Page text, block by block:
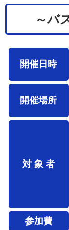
～バ
開催日時
開催場所
対 象 者
参加費